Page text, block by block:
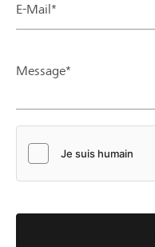
E-Mail*
Message*